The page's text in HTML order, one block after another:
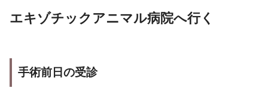
エキゾチック アニマル病院へ行く
手術前日の受診